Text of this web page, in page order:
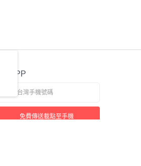
方APP
免費傳送載點至手機